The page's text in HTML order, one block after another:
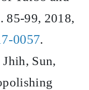
85-99, 2018,
0057.
Sun,